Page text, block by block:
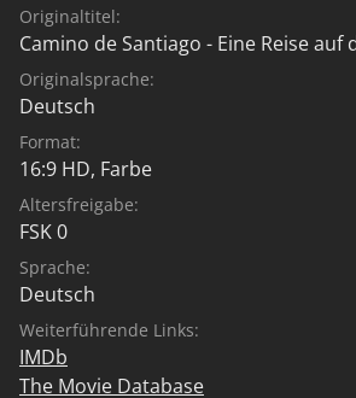
Originaltitel:
Camino de Santiago - Eine Reise auf
Originalsprache:
Deutsch
Format:
16:9 HD, Farbe
Altersfreigabe:
FSK 0
Sprache:
Deutsch
Weiterführende Links:
IMDb
The Movie Database